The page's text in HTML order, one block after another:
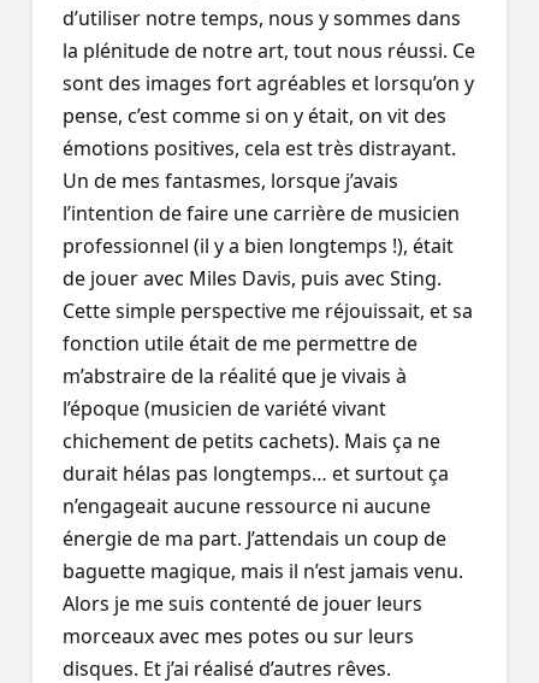
d’utiliser notre temps, nous y sommes dans
la plénitude de notre art, tout nous réussi. Ce
sont des images fort agréables et lorsqu’on y
pense, c’est comme si on y était, on vit des
émotions positives, cela est très distrayant.
Un de mes fantasmes, lorsque j’avais
l’intention de faire une carrière de musicien
professionnel (il y a bien longtemps !), était
de jouer avec Miles Davis, puis avec Sting.
Cette simple perspective me réjouissait, et sa
fonction utile était de me permettre de
m’abstraire de la réalité que je vivais à
l’époque (musicien de variété vivant
chichement de petits cachets). Mais ça ne
durait hélas pas longtemps… et surtout ça
n’engageait aucune ressource ni aucune
énergie de ma part. J’attendais un coup de
baguette magique, mais il n’est jamais venu.
Alors je me suis contenté de jouer leurs
morceaux avec mes potes ou sur leurs
disques. Et j’ai réalisé d’autres rêves.